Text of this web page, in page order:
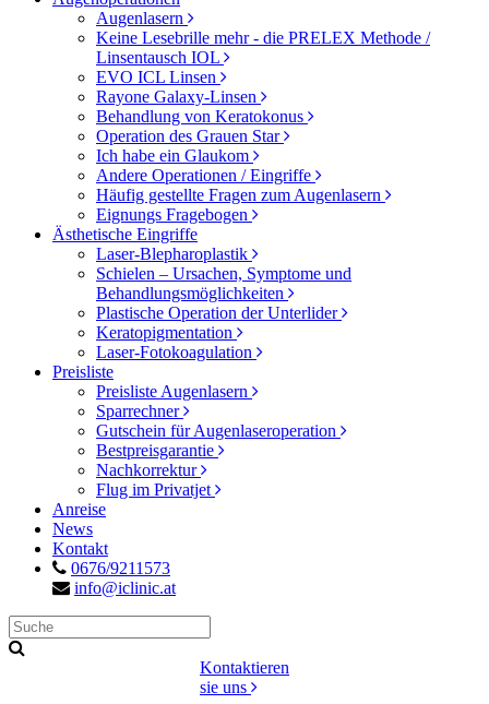
Augenlasern
Keine Lesebrille mehr - die PRELEX Methode /
Linsentausch IOL
EVO ICL Linsen
Rayone Galaxy-Linsen
Behandlung von Keratokonus
Operation des Grauen Star
Ich habe ein Glaukom
Andere Operationen / Eingriffe
Häufig gestellte Fragen zum Augenlasern
Eignungs Fragebogen
Ästhetische Eingriffe
Laser-Blepharoplastik
Schielen – Ursachen, Symptome und
Behandlungsmöglichkeiten
Plastische Operation der Unterlider
Keratopigmentation
Laser-Fotokoagulation
Preisliste
Preisliste Augenlasern
Sparrechner
Gutschein für Augenlaseroperation
Bestpreisgarantie
Nachkorrektur
Flug im Privatjet
Anreise
News
Kontakt
0676/9211573
info@iclinic.at
Kontaktieren
sie uns